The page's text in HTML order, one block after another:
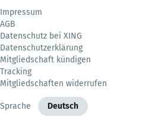
Impressum
AGB
Datenschutz bei XING
Datenschutzerklärung
Mitgliedschaft kündigen
Tracking
Mitgliedschaften widerrufen
Sprache Deutsch